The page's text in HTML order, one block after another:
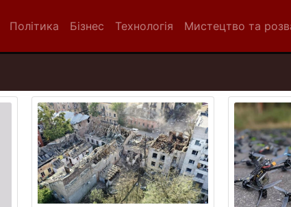
Політика Бізнес Технологія Мистецтво та